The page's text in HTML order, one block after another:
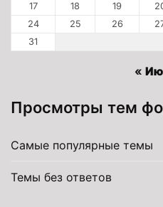
17
18 19
24
25 26
31
«
Просмотры тем
Самые популярные темы
Темы без ответов